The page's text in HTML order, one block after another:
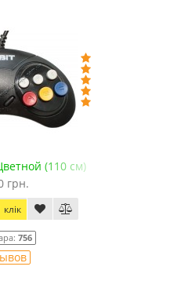
(110 см)
грн.
клік
756